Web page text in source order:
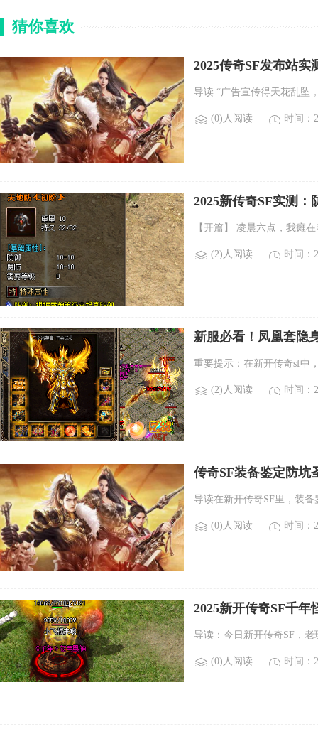
猜你喜欢
2025传奇SF发布站
导读 “广告宣传得天花乱坠
(0)人阅读 时间：
2025新传奇SF实测
【开篇】 凌晨六点，我瘫
(2)人阅读 时间：
新服必看！凤凰套隐
重要提示：在新开传奇sf中
(2)人阅读 时间：
传奇SF装备鉴定防坑
导读在新开传奇SF里，装
(0)人阅读 时间：
2025新开传奇SF千
导读：今日新开传奇SF，
(0)人阅读 时间：